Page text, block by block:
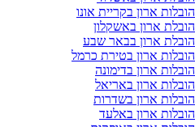
הובלות ארון בקריית אונו
הובלת ארון באשקלון
הובלת ארון בבאר שבע
הובלות ארון בטירת כרמל
הובלות ארון בדימונה
הובלות ארון באריאל
הובלות ארון בשדרות
הובלות ארון באלעד